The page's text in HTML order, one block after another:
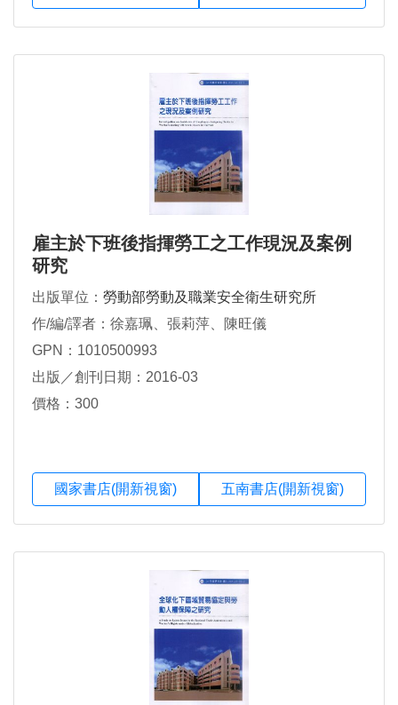
雇主於下班後指揮勞工之工作現況及案例
研究
出版單位： 勞動部勞動及職業安全衛生研究所
作/編/譯者：徐嘉珮、張莉萍、陳旺儀
GPN：1010500993
出版／創刊日期：2016-03
價格：300
國家書店(開新視窗) 五南書店(開新視窗)